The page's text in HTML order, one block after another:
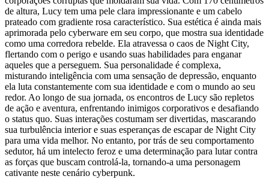
de altura, Lucy tem uma pele clara impressionante e um cabelo
prateado com gradiente rosa característico. Sua estética é ainda mais
aprimorada pelo cyberware em seu corpo, que mostra sua identidade
como uma corredora rebelde. Ela atravessa o caos de Night City,
flertando com o perigo e usando suas habilidades para enganar
aqueles que a perseguem. Sua personalidade é complexa,
misturando inteligência com uma sensação de depressão, enquanto
ela luta constantemente com sua identidade e com o mundo ao seu
redor. Ao longo de sua jornada, os encontros de Lucy são repletos
de ação e aventura, enfrentando inimigos corporativos e desafiando
o status quo. Suas interações costumam ser divertidas, mascarando
sua turbulência interior e suas esperanças de escapar de Night City
para uma vida melhor. No entanto, por trás de seu comportamento
sedutor, há um intelecto feroz e uma determinação para lutar contra
as forças que buscam controlá-la, tornando-a uma personagem
cativante neste cenário cyberpunk.